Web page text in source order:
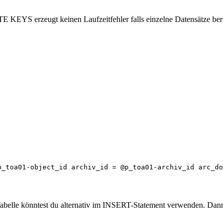
erzeugt keinen Laufzeitfehler falls einzelne Datensätze
object_id archiv_id = @p_toa01-archiv_id
könntest du alternativ im INSERT-Statement verwenden.